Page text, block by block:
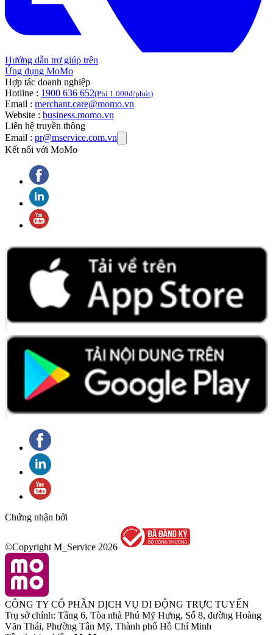
Hướng dẫn trợ giúp trên
Ứng dụng MoMo
Hợp tác doanh nghiệp
Hotline : 1900 636 652(Phí 1.000đ/phút)
Email : merchant.care@momo.vn
Website : business.momo.vn
Liên hệ truyền thông
Email : pr@mservice.com.vn
Kết nối với MoMo
Chứng nhận bởi
©Copyright M_Service 2026
CÔNG TY CỔ PHẦN DỊCH VỤ DI ĐỘNG TRỰC TUYẾN
Trụ sở chính: Tầng 6, Tòa nhà Phú Mỹ Hưng, Số 8, đường Hoàng
Văn Thái, Phường Tân Mỹ, Thành phố Hồ Chí Minh